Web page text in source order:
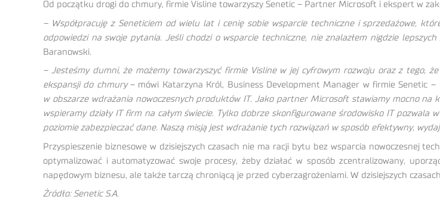
Od początku drogi do chmury, firmie Visline towarzyszy Senetic – Partner Microsoft i ekspert w
– Współpracuję z Seneticiem od wielu lat i cenię sobie wsparcie techniczne i sprzedażowe,
odpowiedzi na swoje pytania. Jeśli chodzi o wsparcie techniczne, nie znalazłem nigdzie
Baranowski.
– Jesteśmy dumni, że możemy towarzyszyć firmie Visline w jej cyfrowym rozwoju oraz z tego,
ekspansji do chmury– mówi Katarzyna Król, Business Development Manager w firmie Senetic –
w obszarze wdrażania nowoczesnych produktów IT. Jako partner Microsoft stawiamy mocno
wspieramy działy IT firm na całym świecie. Tylko dobrze skonfigurowane środowisko IT
poziomie zabezpieczać dane. Naszą misją jest wdrażanie tych rozwiązań w sposób efektywny,
Przyspieszenie biznesowe w dzisiejszych czasach nie ma racji bytu bez wsparcia nowoczesnej
optymalizować i automatyzować swoje procesy, żeby działać w sposób zcentralizowany,
napędowym biznesu, ale także tarczą chroniącą je przed cyberzagrożeniami. W dzisiejszych
Żródło: Senetic S.A.